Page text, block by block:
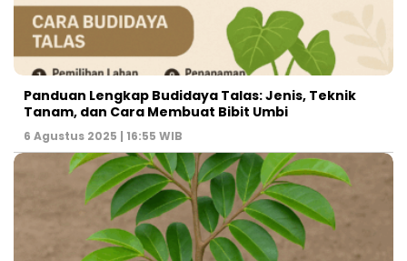
Panduan Lengkap Budidaya Talas: Jenis, Teknik
Tanam, dan Cara Membuat Bibit Umbi
6 Agustus 2025 | 16:55 WIB